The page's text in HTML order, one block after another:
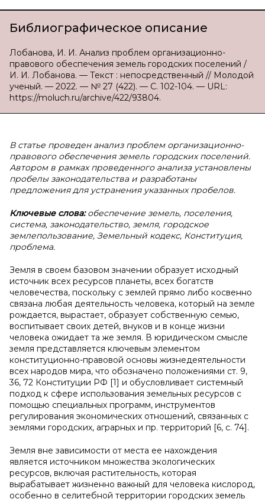
Библиографическое описание
Лобанова, И. И. Анализ проблем организационно-
правового обеспечения земель городских поселений /
И. И. Лобанова. — Текст : непосредственный // Молодой
ученый. — 2022. — № 27 (422). — С. 102-104. — URL:
https://moluch.ru/archive/422/93804.
В статье проведен анализ проблем организационно-
правового обеспечения земель городских поселений.
Автором в рамках проведенного анализа установлены
пробелы законодательства и разработаны
предложения для устранения указанных пробелов.
Ключевые слова:обеспечение земель, поселения,
система, законодательство, земля, городское
землепользование, Земельный кодекс, Конституция,
проблема.
Земля в своем базовом значении образует исходный
источник всех ресурсов планеты, всех богатств
человечества, поскольку с землей прямо либо косвенно
связана любая деятельность человека, который на земле
рождается, вырастает, образует собственную семью,
воспитывает своих детей, внуков и в конце жизни
человека ожидает та же земля. В юридическом смысле
земля представляется ключевым элементом
конституционно-правовой основы жизнедеятельности
всех народов мира, что обозначено положениями ст. 9,
36, 72 Конституции РФ [1] и обусловливает системный
подход к сфере использования земельных ресурсов с
помощью специальных программ, инструментов
регулирования экономических отношений, связанных с
землями городских, аграрных и пр. территорий [6, c. 74].
Земля вне зависимости от места ее нахождения
является источником множества экологических
ресурсов, включая растительность, которая
вырабатывает жизненно важный для человека кислород,
особенно в селитебной территории городских земель